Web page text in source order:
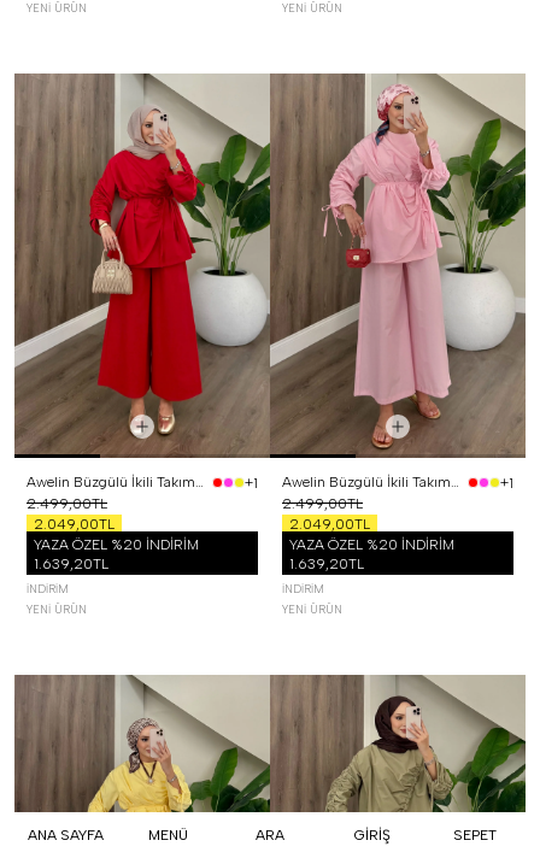
ANA SAYFA MENÜ ARA GİRİŞ SEPET
YENI ÜRÜN
YENI ÜRÜN
Awelin Büzgülü İkili Takım Kırmızı
+1
2.499,00TL
2.049,00TL
YAZA ÖZEL %20 İNDİRİM
1.639,20TL
İNDIRIM
YENI ÜRÜN
Awelin Büzgülü İkili Takım Pembe
+1
2.499,00TL
2.049,00TL
YAZA ÖZEL %20 İNDİRİM
1.639,20TL
İNDIRIM
YENI ÜRÜN